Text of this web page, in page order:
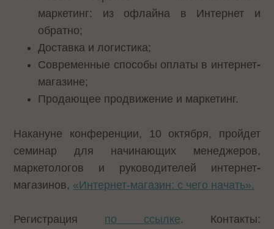
маркетинг: из офлайна в Интернет и
обратно;
Доставка и логистика;
Современные способы оплаты в интернет-
магазине;
Продающее продвижение и маркетинг.
Накануне конференции, 10 октября, пройдет
семинар для начинающих менеджеров,
маркетологов и руководителей интернет-
магазинов, «Интернет-магазин: с чего начать».
Регистрация по ссылке. Контакты: